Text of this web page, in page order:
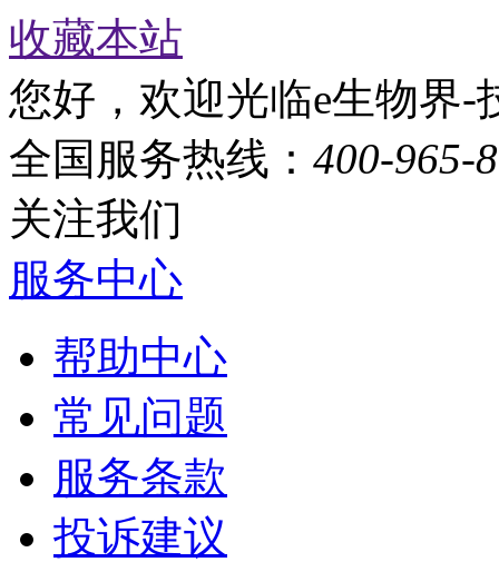
收藏本站
您好，欢迎光临e生物界-
全国服务热线： 400-965-
关注我们
服务中心
帮助中心
常见问题
服务条款
投诉建议